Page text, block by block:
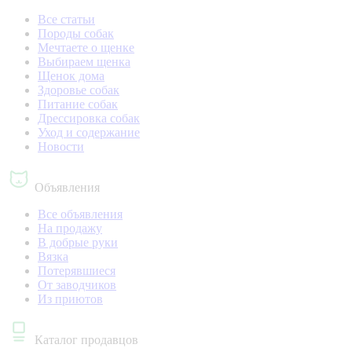
Все статьи
Породы собак
Мечтаете о щенке
Выбираем щенка
Щенок дома
Здоровье собак
Питание собак
Дрессировка собак
Уход и содержание
Новости
Объявления
Все объявления
На продажу
В добрые руки
Вязка
Потерявшиеся
От заводчиков
Из приютов
Каталог продавцов